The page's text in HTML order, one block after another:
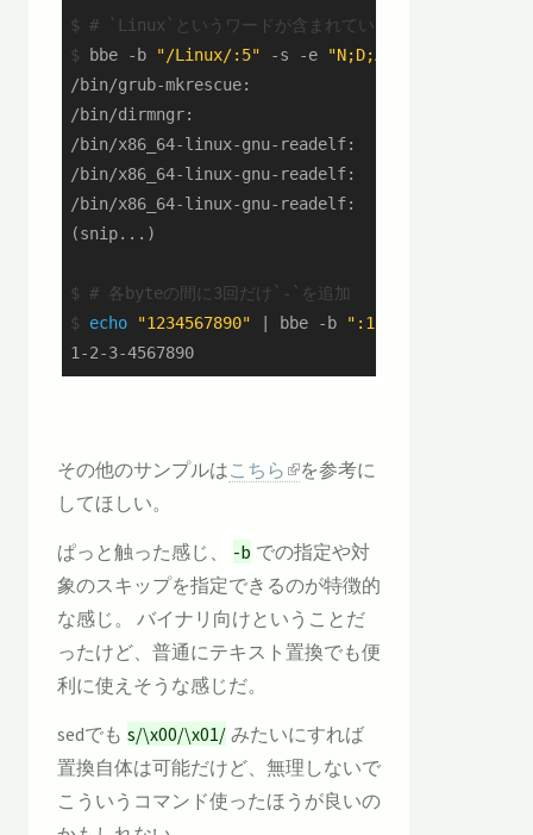
$ # `Linux`というワードが含まれているバイナリをリス
$ bbe -b "/Linux/:5" -s -e "N;D;A \x0a"
/bin/grub-mkrescue:
/bin/dirmngr:
/bin/x86_64-linux-gnu-readelf:
/bin/x86_64-linux-gnu-readelf:
/bin/x86_64-linux-gnu-readelf:
$ # 各byteの間に3回だけ`-`を追加
$
echo "1234567890" | bbe -b ":1"
1-2-3-4567890
その他のサンプルはこちら
を参考に
してほしい。
ぱっと触った感じ、 -b での指定や対
象のスキップを指定できるのが特徴的
な感じ。 バイナリ向けということだ
ったけど、普通にテキスト置換でも便
利に使えそうな感じだ。
sedでも s/\x00/\x01/ みたいにすれば
置換自体は可能だけど、無理しないで
こういうコマンド使ったほうが良いの